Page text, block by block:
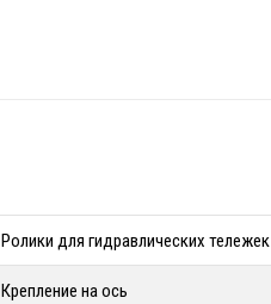
Ролики для гидравлических тележек
Крепление на ось